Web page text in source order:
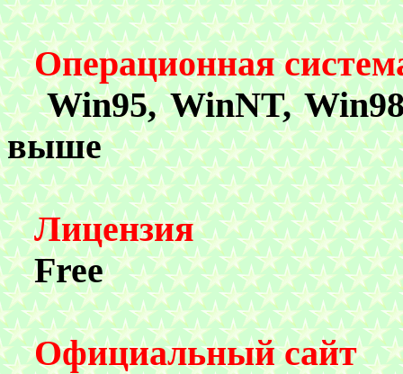
Операционная
Win95,WinNT,
выше
Лицензия
Free
Официальный сайт